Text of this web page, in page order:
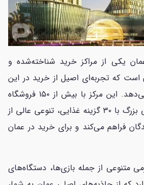
یکی از مراکز خرید شناخته‌شده و
که تجربه‌ای اصیل از خرید در این
کشور را به شما ارائه می‌دهد. این مرکز با بیش از ۱۵۰ فروشگاه
خرده‌فروشی و فودکورتی بزرگ با ۳۰ گزینه غذایی، تنوعی عالی از
فراهم می‌کند و برای خرید در عمان
متنوعی از جمله بازی‌ها، دستگاه‌های